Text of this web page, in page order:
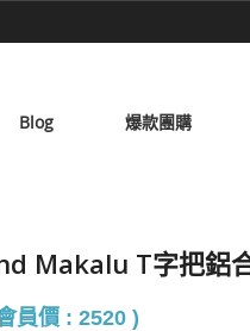
Blog 爆款團購
Makalu T字把鋁
員價 : 2520 )